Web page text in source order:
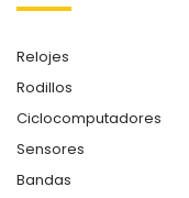
Relojes
Rodillos
Ciclocomputadores
Sensores
Bandas